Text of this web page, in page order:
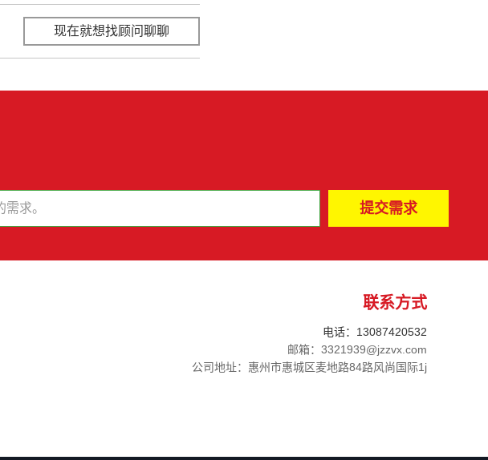
现在就想找顾问聊聊
联系方式
电话：13087420532
邮箱：3321939@jzzvx.com
公司地址：惠州市惠城区麦地路84路风尚国际1j